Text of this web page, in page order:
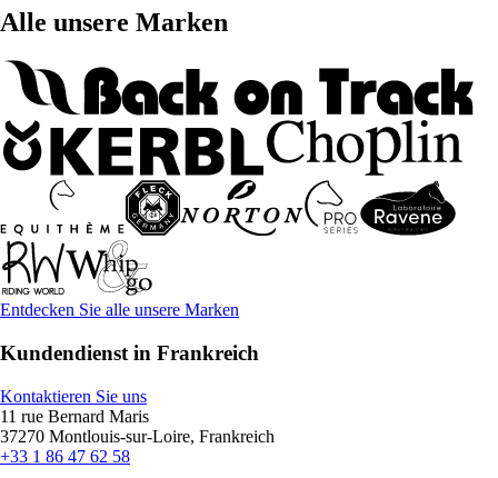
Alle unsere Marken
Entdecken Sie alle unsere Marken
Kundendienst in Frankreich
Kontaktieren Sie uns
11 rue Bernard Maris
37270 Montlouis-sur-Loire, Frankreich
+33 1 86 47 62 58